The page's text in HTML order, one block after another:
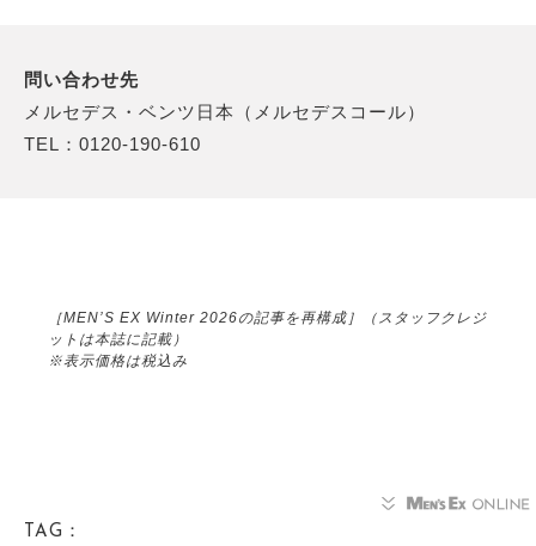
問い合わせ先
メルセデス・ベンツ日本（メルセデスコール）
TEL：0120-190-610
［MEN’S EX Winter 2026の記事を再構成］（スタッフクレジ
ットは本誌に記載）
※表示価格は税込み
TAG：